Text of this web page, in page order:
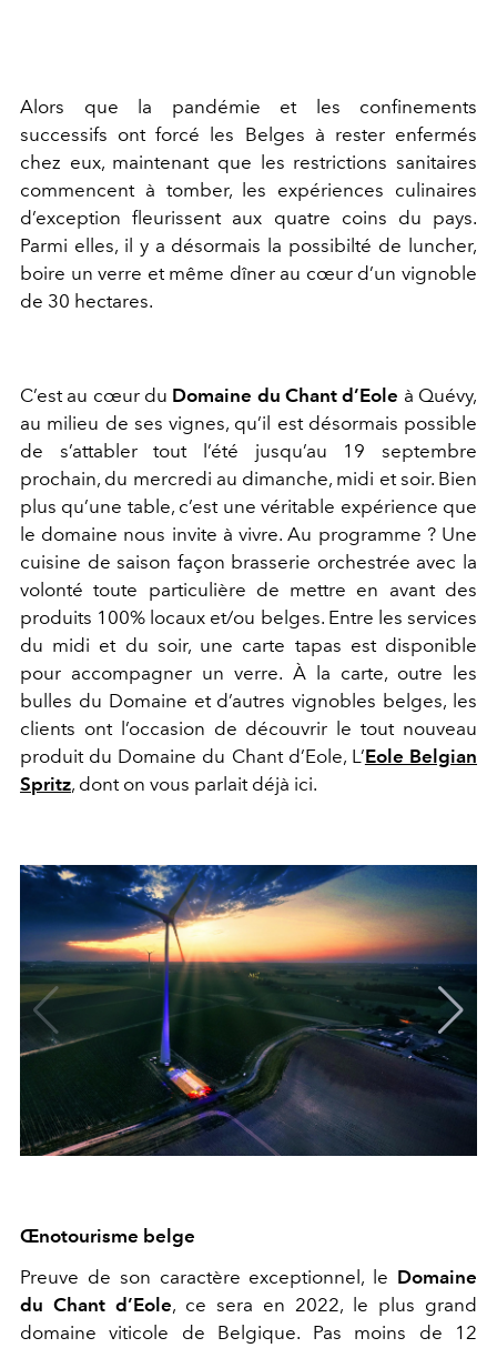
Alors que la pandémie et les confinements
successifs ont forcé les Belges à rester enfermés
chez eux, maintenant que les restrictions sanitaires
commencent à tomber, les expériences culinaires
d’exception fleurissent aux quatre coins du pays.
Parmi elles, il y a désormais la possibilté de luncher,
boire un verre et même dîner au cœur d’un vignoble
de 30 hectares.
C’est au cœur du Domaine du Chant d’Eole à Quévy,
au milieu de ses vignes, qu’il est désormais possible
de s’attabler tout l’été jusqu’au 19 septembre
prochain, du mercredi au dimanche, midi et soir. Bien
plus qu’une table, c’est une véritable expérience que
le domaine nous invite à vivre. Au programme ? Une
cuisine de saison façon brasserie orchestrée avec la
volonté toute particulière de mettre en avant des
produits 100% locaux et/ou belges. Entre les services
du midi et du soir, une carte tapas est disponible
pour accompagner un verre. À la carte, outre les
bulles du Domaine et d’autres vignobles belges, les
clients ont l’occasion de découvrir le tout nouveau
produit du Domaine du Chant d’Eole, L’Eole Belgian
Spritz, dont on vous parlait déjà ici.
Œnotourisme belge
Preuve de son caractère exceptionnel, le Domaine
du Chant d’Eole, ce sera en 2022, le plus grand
domaine viticole de Belgique. Pas moins de 12